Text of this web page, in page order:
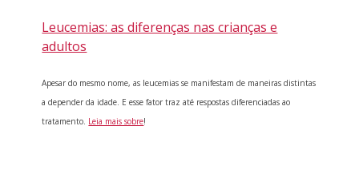
Leucemias: as diferenças nas crianças e
adultos
Apesar do mesmo nome, as leucemias se manifestam de maneiras distintas
a depender da idade. E esse fator traz até respostas diferenciadas ao
tratamento. Leia mais sobre!